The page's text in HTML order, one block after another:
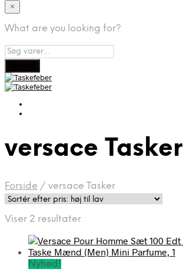
×
What are you looking for?
versace Tasker
Forside / versace Tasker
Viser 2 resultaterSorteret
pris:
høj
Nyhed!